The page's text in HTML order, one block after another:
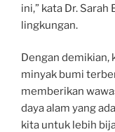
ini,” kata Dr.
lingkungan.
Dengan demikian,
minyak bumi
memberikan
daya alam yang
kita untuk lebih